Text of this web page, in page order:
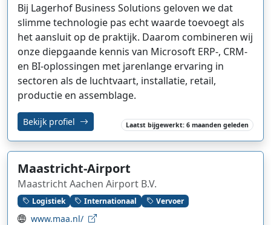
Bij Lagerhof Business Solutions geloven we dat
slimme technologie pas echt waarde toevoegt als
het aansluit op de praktijk. Daarom combineren wij
onze diepgaande kennis van Microsoft ERP-, CRM-
en BI-oplossingen met jarenlange ervaring in
sectoren als de luchtvaart, installatie, retail,
productie en assemblage.
Bekijk profiel Laatst bijgewerkt: 6 maanden geleden
Maastricht-Airport
Maastricht Aachen Airport B.V.
Logistiek Internationaal Vervoer
www.maa.nl/